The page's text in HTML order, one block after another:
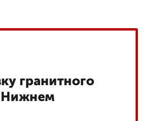
гранитного
Нижнем